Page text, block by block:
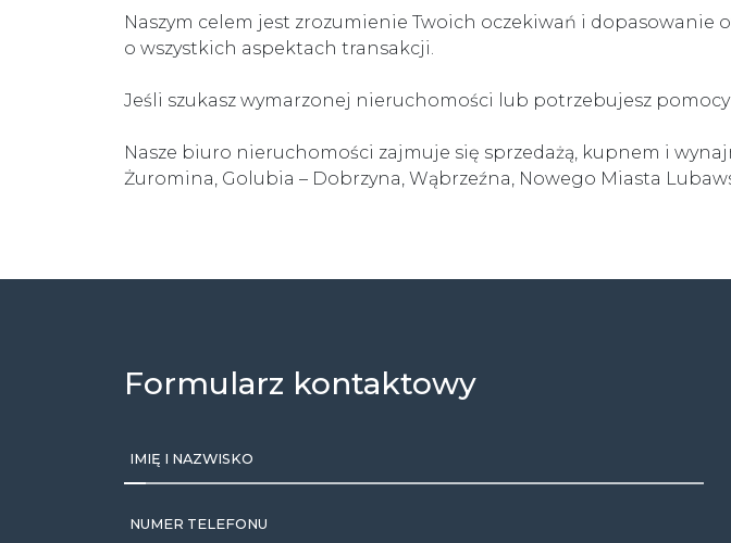
Naszym celem jest zrozumienie Twoich oczekiwań i
o wszystkich aspektach transakcji.
Jeśli szukasz wymarzonej nieruchomości lub potrzebujesz
Nasze biuro nieruchomości zajmuje się sprzedażą, kupnem i
Żuromina, Golubia – Dobrzyna, Wąbrzeźna, Nowego Miasta
Formularz kontaktowy
IMIĘ I NAZWISKO
NUMER TELEFONU